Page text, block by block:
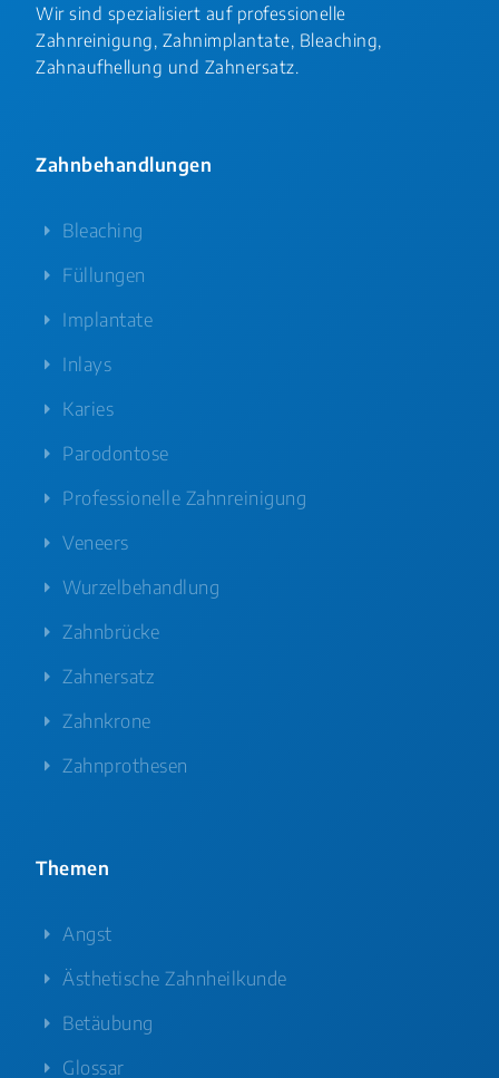
Wir sind spezialisiert auf professionelle
Zahnreinigung, Zahnimplantate, Bleaching,
Zahnaufhellung und Zahnersatz.
Zahnbehandlungen
Bleaching
Füllungen
Implantate
Inlays
Karies
Parodontose
Professionelle Zahnreinigung
Veneers
Wurzelbehandlung
Zahnbrücke
Zahnersatz
Zahnkrone
Zahnprothesen
Themen
Angst
Ästhetische Zahnheilkunde
Betäubung
Glossar